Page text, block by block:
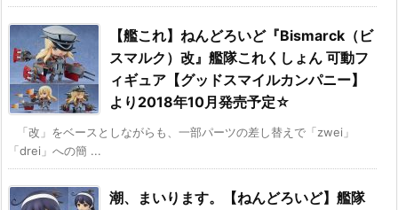
【艦これ】ねんどろいど『Bismarck（ビ
スマルク）改』艦隊これくしょん 可動フ
ィギュア【グッドスマイルカンパニー】
より2018年10月発売予定☆
「改」をベースとしながらも、一部パーツの差し替えで「zwei」
「drei」への簡 ...
潮、まいります。【ねんどろいど】艦隊